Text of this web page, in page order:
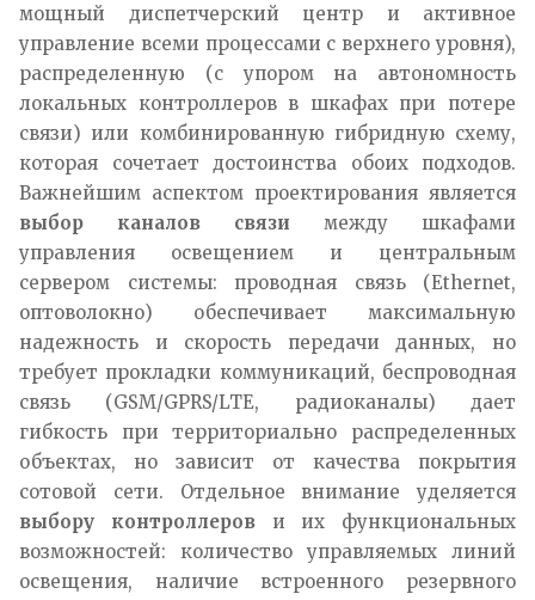
мощный диспетчерский центр и активное
управление всеми процессами с верхнего уровня),
распределенную (с упором на автономность
локальных контроллеров в шкафах при потере
связи) или комбинированную гибридную схему,
которая сочетает достоинства обоих подходов.
Важнейшим аспектом проектирования является
выбор каналов связи между шкафами
управления освещением и центральным
сервером системы: проводная связь (Ethernet,
оптоволокно) обеспечивает максимальную
надежность и скорость передачи данных, но
требует прокладки коммуникаций, беспроводная
связь (GSM/GPRS/LTE, радиоканалы) дает
гибкость при территориально распределенных
объектах, но зависит от качества покрытия
сотовой сети. Отдельное внимание уделяется
выбору контроллерови их функциональных
возможностей: количество управляемых линий
освещения, наличие встроенного резервного